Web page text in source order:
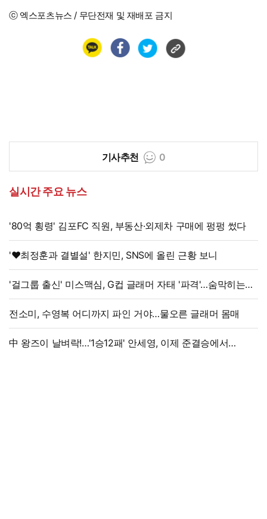
ⓒ 엑스포츠뉴스 / 무단전재 및 재배포 금지
기사추천 0
실시간 주요 뉴스
'80억 횡령' 김포FC 직원, 부동산·외제차 구매에 펑펑 썼다
'♥최정훈과 결별설' 한지민, SNS에 올린 근황 보니
'걸그룹 출신' 미스맥심, G컵 글래머 자태 '파격'…숨막히는
라인
전소미, 수영복 어디까지 파인 거야…물오른 글래머 몸매
中 왕즈이 날벼락!…'1승12패' 안세영, 이제 준결승에서